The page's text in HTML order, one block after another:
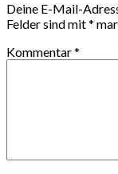
Deine E-Mail-
Felder sind mit*
Kommentar*